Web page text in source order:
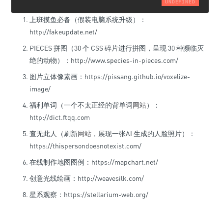
上班摸鱼必备（假装电脑系统升级）：
http://fakeupdate.net/
PIECES 拼图（30 个 CSS 碎片进行拼图，呈现 30 种濒临灭
绝的动物）：http://www.species-in-pieces.com/
图片立体像素画：https://pissang.github.io/voxelize-
image/
福利单词（一个不太正经的背单词网站）：
http://dict.ftqq.com
查无此人（刷新网站 ，展现一张AI 生成的人脸照片）：
https://thispersondoesnotexist.com/
在线制作地图图例：https://mapchart.net/
创意光线绘画：http://weavesilk.com/
星系观察：https://stellarium-web.org/